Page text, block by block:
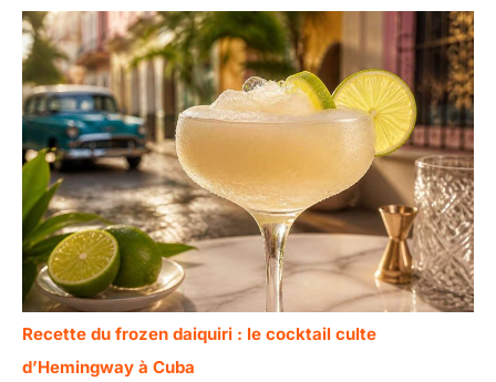
Recette du frozen daiquiri : le cocktail culte
d’Hemingway à Cuba